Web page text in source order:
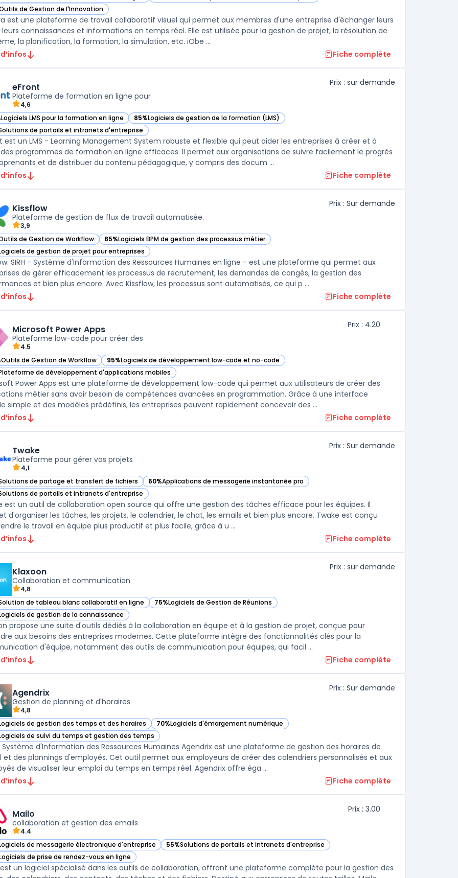
de Gestion de l'Innovation
iObeya dans cette catégorie
est une plateforme de travail collaboratif visuel qui permet aux membres d'une entreprise d'échanger leurs
leurs connaissances et informations en temps réel. Elle est utilisée pour la gestion de projet, la résolution de
la planification, la formation, la simulation, etc. iObe ...
Fiche complète
eFront
Plateforme de formation en ligne pour
4,6
Prix : sur demande
Logiciels LMS pour la formation en ligne
eFront dans cette catégorie 85%Logiciels de gestion de la formation (LMS)
— voir eFront dans cette catégorie
de portails et intranets d'entreprise
eFront dans cette catégorie
est un LMS - Learning Management System robuste et flexible qui peut aider les entreprises à créer et à
programmes de formation en ligne efficaces. Il permet aux organisations de suivre facilement le progrès
et de distribuer du contenu pédagogique, y compris des docum ...
Fiche complète
Kissflow
Plateforme de gestion de flux de travail automatisée.
3,9
Prix : Sur demande
de Gestion de Workflow
Kissflow dans cette catégorie 85%Logiciels BPM de gestion des processus métier
— voir Kissflow dans cette catégorie
de gestion de projet pour entreprises
Kissflow dans cette catégorie
SIRH - Système d'Information des Ressources Humaines en ligne - est une plateforme qui permet aux
de gérer efficacement les processus de recrutement, les demandes de congés, la gestion des
et bien plus encore. Avec Kissflow, les processus sont automatisés, ce qui p ...
Fiche complète
Microsoft Power Apps
Plateforme low-code pour créer des
4.5
Prix : 4.20
Outils de Gestion de Workflow
Microsoft Power Apps dans cette catégorie
95%Logiciels de développement low-code et no-code
— voir Microsoft Power Apps dans cette catégorie
de développement d'applications mobiles
Microsoft Power Apps dans cette catégorie
Power Apps est une plateforme de développement low-code qui permet aux utilisateurs de créer des
métier sans avoir besoin de compétences avancées en programmation. Grâce à une interface
simple et des modèles prédéfinis, les entreprises peuvent rapidement concevoir des ...
Fiche complète
Twake
Plateforme pour gérer vos projets
4,1
Prix : Sur demande
de partage et transfert de fichiers
Twake dans cette catégorie 60%Applications de messagerie instantanée pro
— voir Twake dans cette catégorie
de portails et intranets d'entreprise
Twake dans cette catégorie
est un outil de collaboration open source qui offre une gestion des tâches efficace pour les équipes. Il
d'organiser les tâches, les projets, le calendrier, le chat, les emails et bien plus encore. Twake est conçu
le travail en équipe plus productif et plus facile, grâce à u ...
Fiche complète
Klaxoon
Collaboration et communication
4,8
Prix : sur demande
de tableau blanc collaboratif en ligne
Klaxoon dans cette catégorie 75%Logiciels de Gestion de Réunions
— voir Klaxoon dans cette catégorie
de gestion de la connaissance
Klaxoon dans cette catégorie
propose une suite d'outils dédiés à la collaboration en équipe et à la gestion de projet, conçue pour
aux besoins des entreprises modernes. Cette plateforme intègre des fonctionnalités clés pour la
d'équipe, notamment des outils de communication pour équipes, qui facil ...
Fiche complète
Agendrix
Gestion de planning et d'horaires
4,8
Prix : Sur demande
de gestion des temps et des horaires
Agendrix dans cette catégorie 70%Logiciels d'émargement numérique
— voir Agendrix dans cette catégorie
de suivi du temps et gestion des temps
Agendrix dans cette catégorie
Système d'Information des Ressources Humaines Agendrix est une plateforme de gestion des horaires de
et des plannings d'employés. Cet outil permet aux employeurs de créer des calendriers personnalisés et aux
de visualiser leur emploi du temps en temps réel. Agendrix offre éga ...
Fiche complète
Mailo
collaboration et gestion des emails
4.4
Prix : 3.00
de messagerie électronique d'entreprise
Mailo dans cette catégorie 55%Solutions de portails et intranets d'entreprise
— voir Mailo dans cette catégorie
de prise de rendez-vous en ligne
Mailo dans cette catégorie
un logiciel spécialisé dans les outils de collaboration, offrant une plateforme complète pour la gestion des